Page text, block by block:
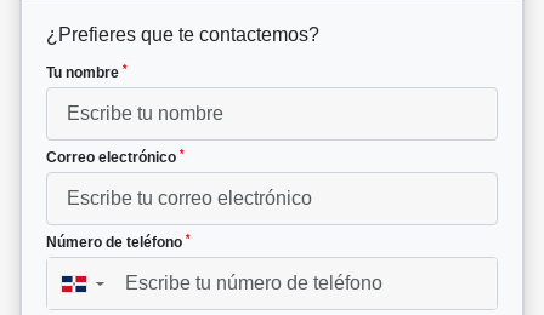
¿Prefieres que te contactemos?
Tu nombre *
Correo electrónico *
Número de teléfono *
▼